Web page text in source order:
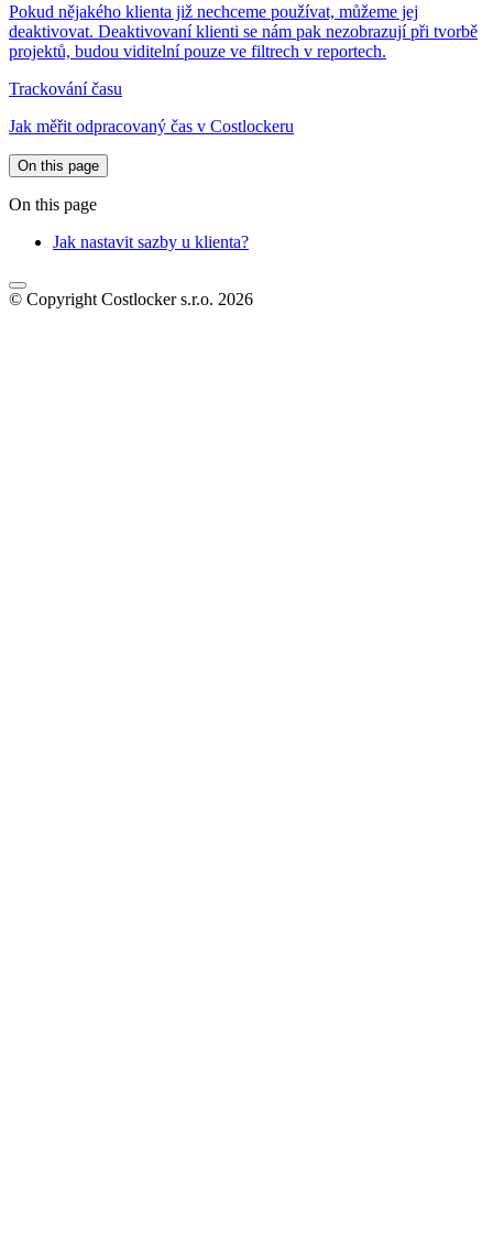
Pokud nějakého klienta již nechceme používat, můžeme jej
deaktivovat. Deaktivovaní klienti se nám pak nezobrazují při tvorbě
projektů, budou viditelní pouze ve filtrech v reportech.
Trackování času
Jak měřit odpracovaný čas v Costlockeru
On this page
On this page
Jak nastavit sazby u klienta?
© Copyright Costlocker s.r.o. 2026